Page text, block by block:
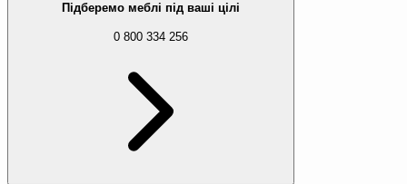
Підберемо меблі під ваші цілі
0 800 334 256